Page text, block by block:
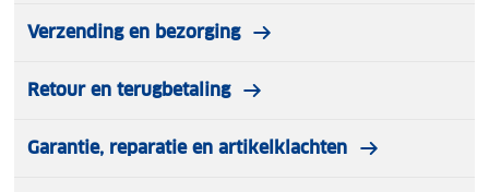
Verzending en bezorging
Retour en terugbetaling
Garantie, reparatie en artikelklachten